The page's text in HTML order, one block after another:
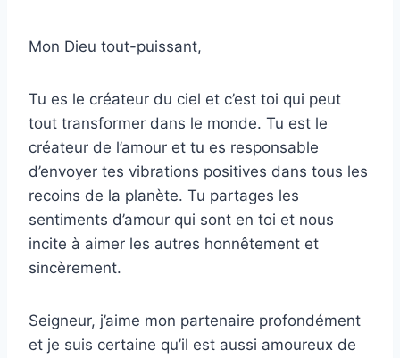
Mon Dieu tout-puissant,
Tu es le créateur du ciel et c’est toi qui peut
tout transformer dans le monde. Tu est le
créateur de l’amour et tu es responsable
d’envoyer tes vibrations positives dans tous les
recoins de la planète. Tu partages les
sentiments d’amour qui sont en toi et nous
incite à aimer les autres honnêtement et
sincèrement.
Seigneur, j’aime mon partenaire profondément
et je suis certaine qu’il est aussi amoureux de